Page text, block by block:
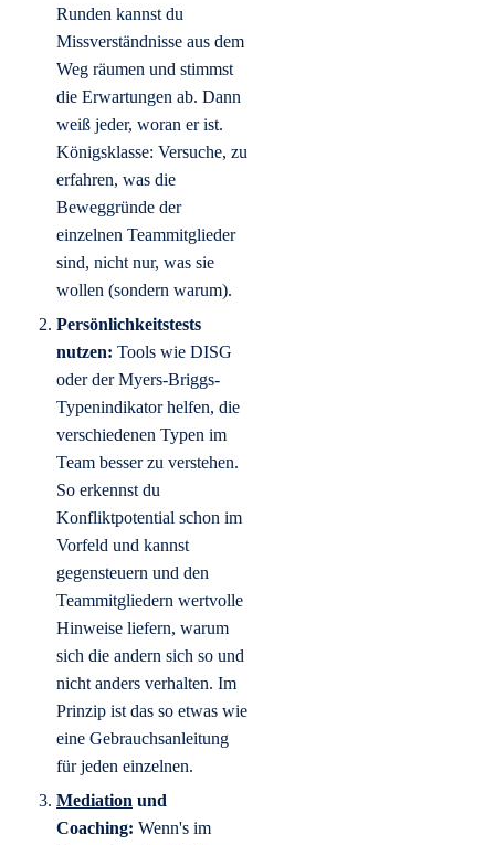
Runden kannst du
Missverständnisse aus dem
Weg räumen und stimmst
die Erwartungen ab. Dann
weiß jeder, woran er ist.
Königsklasse: Versuche, zu
erfahren, was die
Beweggründe der
einzelnen Teammitglieder
sind, nicht nur, was sie
wollen (sondern warum).
Persönlichkeitstests
nutzen: Tools wie DISG
oder der Myers-Briggs-
Typenindikator helfen, die
verschiedenen Typen im
Team besser zu verstehen.
So erkennst du
Konfliktpotential schon im
Vorfeld und kannst
gegensteuern und den
Teammitgliedern wertvolle
Hinweise liefern, warum
sich die andern sich so und
nicht anders verhalten. Im
Prinzip ist das so etwas wie
eine Gebrauchsanleitung
für jeden einzelnen.
Mediation und
Coaching: Wenn's im